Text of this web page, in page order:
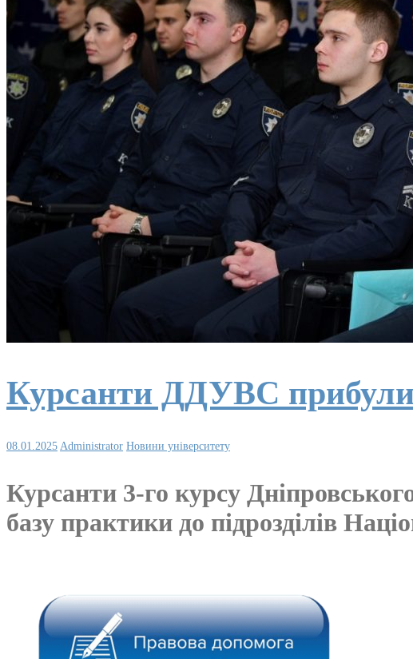
Курсанти ДДУВС прибули
08.01.2025 Administrator Новини університету
Курсанти 3-го курсу
базу практики до підрозділів